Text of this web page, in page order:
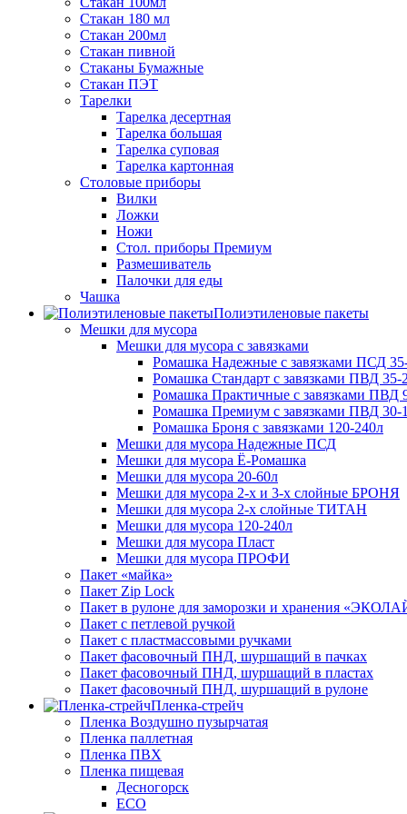
Стакан 180 мл
Стакан 200мл
Стакан пивной
Стаканы Бумажные
Стакан ПЭТ
Тарелки
Тарелка десертная
Тарелка большая
Тарелка суповая
Тарелка картонная
Столовые приборы
Вилки
Ложки
Ножи
Стол. приборы Премиум
Размешиватель
Палочки для еды
Чашка
Полиэтиленовые пакеты
Мешки для мусора
Мешки для мусора с завязками
Ромашка Надежные с завязками ПСД
Ромашка Стандарт с завязками ПВД 35-
Ромашка Практичные с завязками ПВД
Ромашка Премиум с завязками ПВД 30-
Ромашка Броня с завязками 120-240л
Мешки для мусора Надежные ПСД
Мешки для мусора Ё-Ромашка
Мешки для мусора 20-60л
Мешки для мусора 2-х и 3-х слойные БРОНЯ
Мешки для мусора 2-х слойные ТИТАН
Мешки для мусора 120-240л
Мешки для мусора Пласт
Мешки для мусора ПРОФИ
Пакет «майка»
Пакет Zip Lock
Пакет в рулоне для заморозки и хранения
Пакет с петлевой ручкой
Пакет с пластмассовыми ручками
Пакет фасовочный ПНД, шуршащий в пачках
Пакет фасовочный ПНД, шуршащий в пластах
Пакет фасовочный ПНД, шуршащий в рулоне
Пленка-стрейч
Пленка Воздушно пузырчатая
Пленка паллетная
Пленка ПВХ
Пленка пищевая
Десногорск
ECO